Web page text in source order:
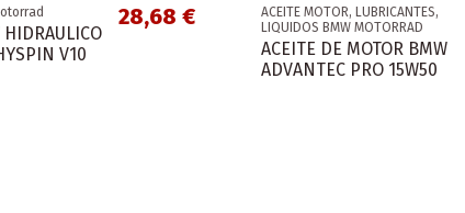
V10
28,68 €
ACEITE MOTOR, LUBRICANTES,
LIQUIDOS BMW MOTORRAD
ACEITE DE MOTOR BMW
ADVANTEC PRO 15W50